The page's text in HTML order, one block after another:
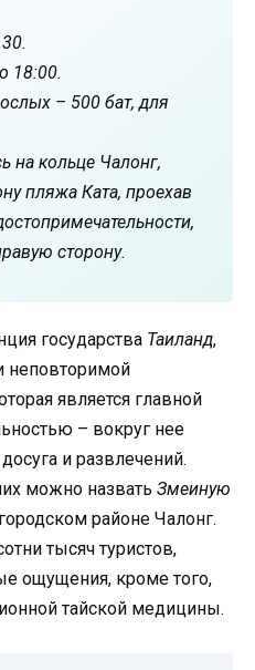
18:00.
– 500 бат, для
на кольце Чалонг,
пляжа Ката, проехав
сторону.
государства Таиланд,
неповторимой
является главной
– вокруг нее
и развлечений.
можно назвать Змеиную
районе Чалонг.
тысяч туристов,
ощущения, кроме того,
тайской медицины.